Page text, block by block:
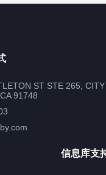
心
ST STE 265,
91748
信息库支